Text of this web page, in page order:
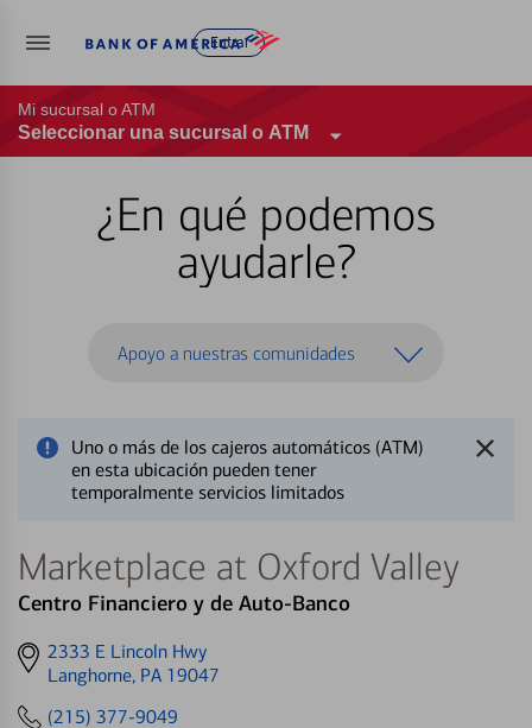
Entrar
Mi sucursal o ATM
Seleccionar una sucursal o ATM
¿En qué podemos
ayudarle?
Apoyo a nuestras comunidades
Uno o más de los cajeros automáticos (ATM)
en esta ubicación pueden tener
temporalmente servicios limitados
Marketplace at Oxford Valley
Centro Financiero y de Auto-Banco
Get
directions
2333 E Lincoln Hwy
Langhorne, PA 19047
(215) 377-9049